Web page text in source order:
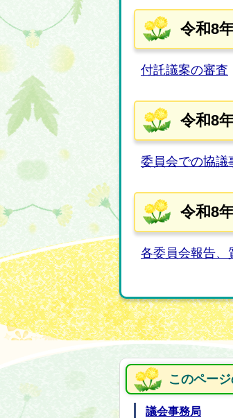
令和8
付託議案の審査
令和8
委員会での協議
令和8
各委員会報告、
このペー
議会事務局